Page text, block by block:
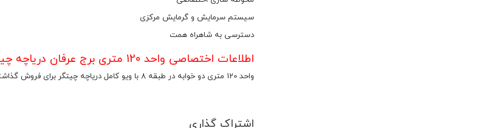
سیستم سرمایش و گرمایش مرکزی
دسترسی به شاهراه همت
اطلاعات اختصاصی واحد 120 متری برج عرفان دریاچه چیتگر
واحد 120 متری دو خوابه در طبقه 8 با ویو کامل دریاچه چیتگر برای فروش گذاشته شده است.
اشتراک گذاری